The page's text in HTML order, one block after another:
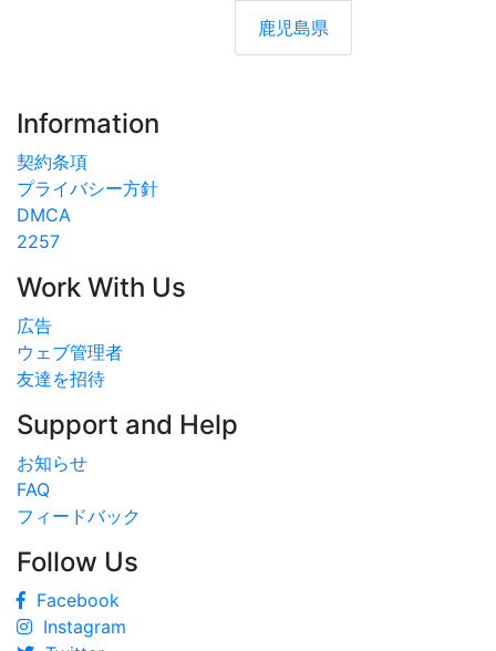
鹿児島県
Information
契約条項
プライバシー方針
DMCA
2257
Work With Us
広告
ウェブ管理者
友達を招待
Support and Help
お知らせ
FAQ
フィードバック
Follow Us
Facebook
Instagram